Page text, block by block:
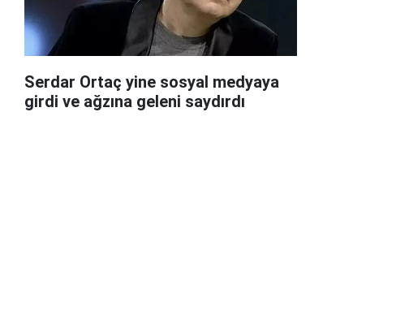
Serdar Ortaç yine sosyal medyaya
girdi ve ağzına geleni saydırdı